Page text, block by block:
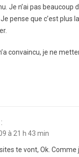
Je n’ai pas beaucoup
pense que c’est plus
convaincu, je ne
à 21 h 43 min
te vont, Ok. Comme